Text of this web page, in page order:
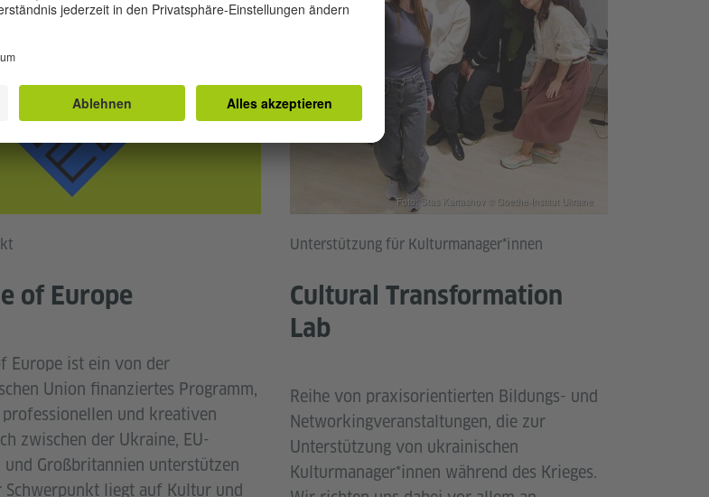
of Europe
Europe ist ein von der
Union finanziertes Programm,
professionellen und kreativen
zwischen der Ukraine, EU-
und Großbritannien unterstützen
Schwerpunkt liegt auf Kultur und
Unterstützung für Kulturmanager*innen
Cultural Transformation
Lab
Reihe von praxisorientierten Bildungs- und
Networkingveranstaltungen, die zur
Unterstützung von ukrainischen
Kulturmanager*innen während des Krieges.
Foto: Stas Kartashov © Goethe-Institut Ukraine